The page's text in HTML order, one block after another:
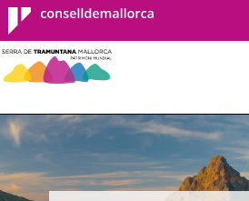
Consell de
Mallorca